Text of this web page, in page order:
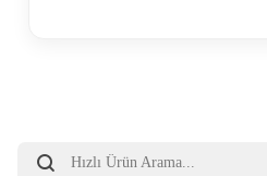
search